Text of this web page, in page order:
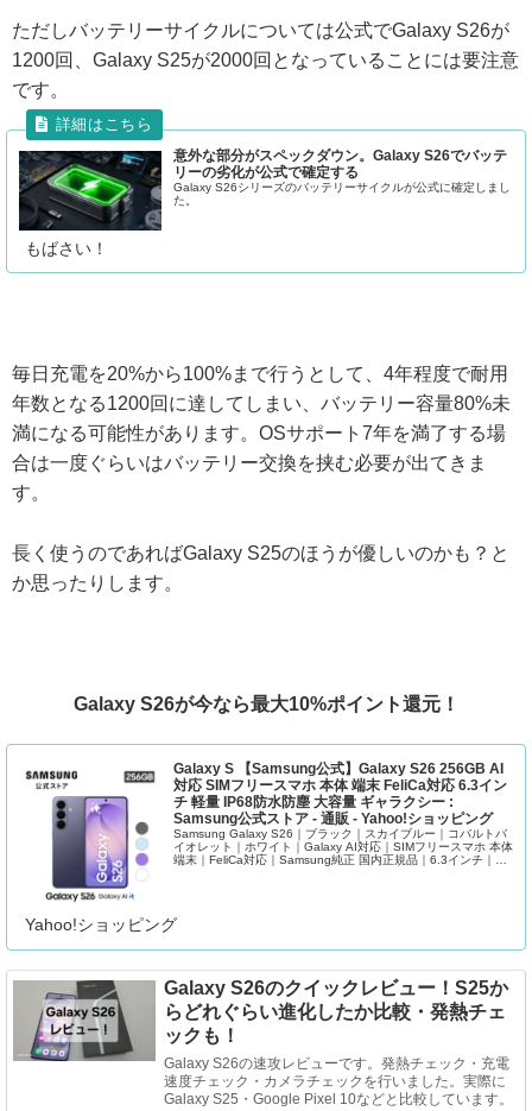
ただしバッテリーサイクルについては公式でGalaxy S26が
1200回、Galaxy S25が2000回となっていることには要注意
です。
意外な部分がスペックダウン。Galaxy S26でバッテ
リーの劣化が公式で確定する
Galaxy S26シリーズのバッテリーサイクルが公式に確定しまし
た。
もばさい！
毎日充電を20%から100%まで行うとして、4年程度で耐用
年数となる1200回に達してしまい、バッテリー容量80%未
満になる可能性があります。OSサポート7年を満了する場
合は一度ぐらいはバッテリー交換を挟む必要が出てきま
す。
長く使うのであればGalaxy S25のほうが優しいのかも？と
か思ったりします。
Galaxy S26が今なら最大10%ポイント還元！
Galaxy S 【Samsung公式】Galaxy S26 256GB AI
対応 SIMフリースマホ 本体 端末 FeliCa対応 6.3イン
チ 軽量 IP68防水防塵 大容量 ギャラクシー :
Samsung公式ストア - 通販 - Yahoo!ショッピング
Samsung Galaxy S26｜ブラック｜スカイブルー｜コバルトバ
イオレット｜ホワイト｜Galaxy AI対応｜SIMフリースマホ 本体
端末｜FeliCa対応｜Samsung純正 国内正規品｜6.3インチ｜軽
Yahoo!ショッピング
Galaxy S26のクイックレビュー！S25か
らどれぐらい進化したか比較・発熱チェ
ックも！
Galaxy S26の速攻レビューです。発熱チェック・充電
速度チェック・カメラチェックを行いました。実際に
Galaxy S25・Google Pixel 10などと比較しています。